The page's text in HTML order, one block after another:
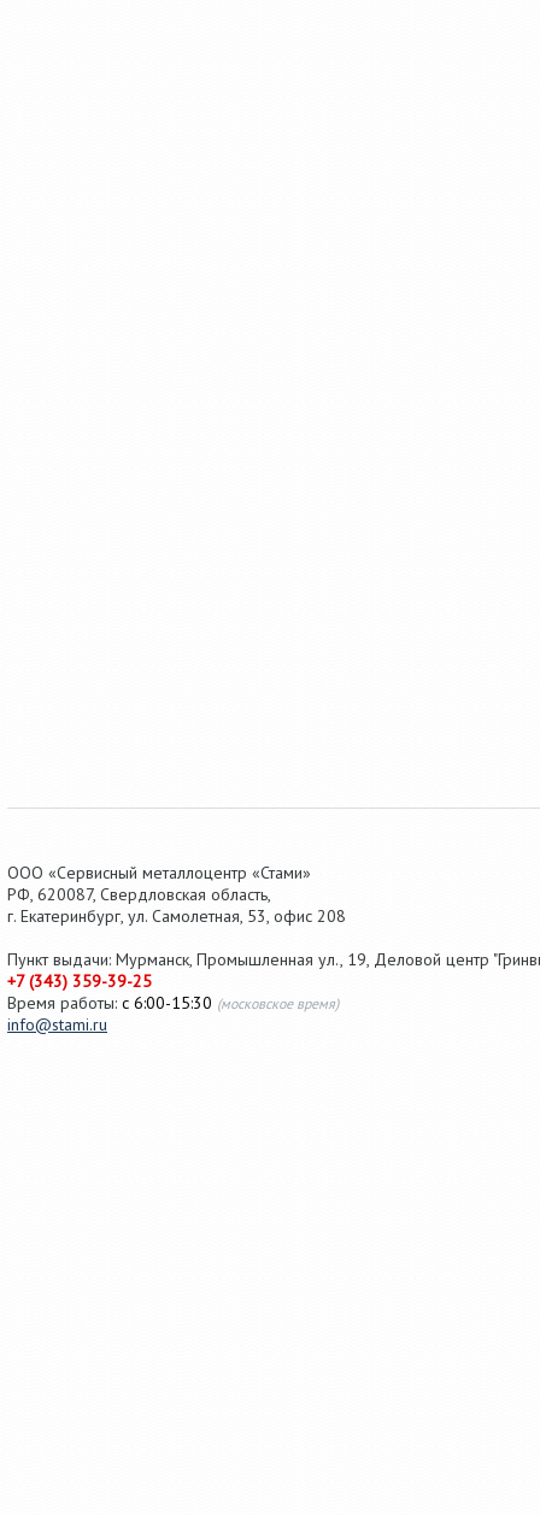
ООО «Сервисный металлоцентр «Стами»
РФ, 620087, Свердловская область,
г. Екатеринбург, ул. Самолетная, 53, офис 208
Пункт выдачи: Мурманск, Промышленная ул., 19, Деловой центр
+7 (343) 359-39-25
Время работы: с 6:00-15:30 (московское время)
info@stami.ru